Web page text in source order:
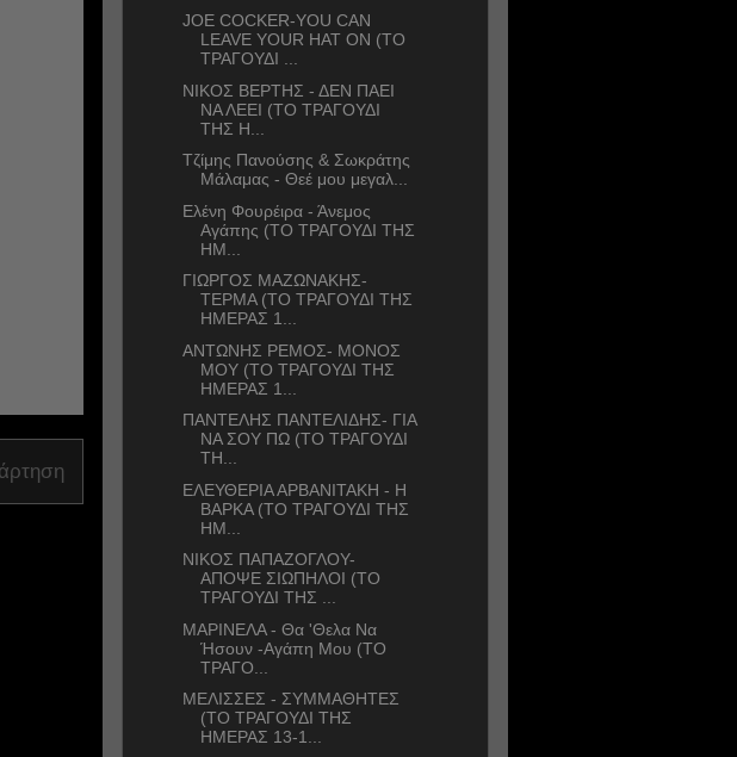
JOE COCKER-YOU CAN
LEAVE YOUR HAT ON (ΤΟ
ΤΡΑΓΟΥΔΙ ...
ΝΙΚΟΣ ΒΕΡΤΗΣ - ΔΕΝ ΠΑΕΙ
ΝΑ ΛΕΕΙ (ΤΟ ΤΡΑΓΟΥΔΙ
ΤΗΣ Η...
Τζίμης Πανούσης & Σωκράτης
Μάλαμας - Θεέ μου μεγαλ...
Ελένη Φουρέιρα - Άνεμος
Αγάπης (ΤΟ ΤΡΑΓΟΥΔΙ ΤΗΣ
ΗΜ...
ΓΙΩΡΓΟΣ ΜΑΖΩΝΑΚΗΣ-
ΤΕΡΜΑ (ΤΟ ΤΡΑΓΟΥΔΙ ΤΗΣ
ΗΜΕΡΑΣ 1...
ΑΝΤΩΝΗΣ ΡΕΜΟΣ- ΜΟΝΟΣ
ΜΟΥ (ΤΟ ΤΡΑΓΟΥΔΙ ΤΗΣ
ΗΜΕΡΑΣ 1...
ΠΑΝΤΕΛΗΣ ΠΑΝΤΕΛΙΔΗΣ- ΓΙΑ
ΝΑ ΣΟΥ ΠΩ (ΤΟ ΤΡΑΓΟΥΔΙ
ΤΗ...
ΕΛΕΥΘΕΡΙΑ ΑΡΒΑΝΙΤΑΚΗ - Η
ΒΑΡΚΑ (ΤΟ ΤΡΑΓΟΥΔΙ ΤΗΣ
ΗΜ...
ΝΙΚΟΣ ΠΑΠΑΖΟΓΛΟΥ-
ΑΠΟΨΕ ΣΙΩΠΗΛΟΙ (ΤΟ
ΤΡΑΓΟΥΔΙ ΤΗΣ ...
ΜΑΡΙΝΕΛΑ - Θα 'Θελα Να
Ήσουν -Αγάπη Μου (ΤΟ
ΤΡΑΓΟ...
ΜΕΛΙΣΣΕΣ - ΣΥΜΜΑΘΗΤΕΣ
(ΤΟ ΤΡΑΓΟΥΔΙ ΤΗΣ
ΗΜΕΡΑΣ 13-1...